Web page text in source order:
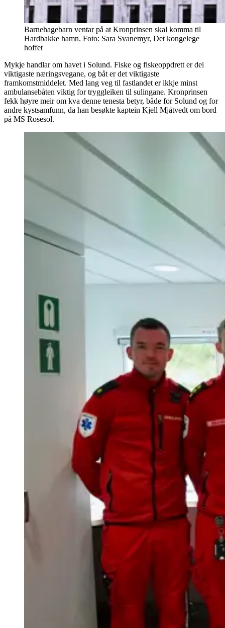
Barnehagebarn ventar på at Kronprinsen skal komma til
Hardbakke hamn. Foto: Sara Svanemyr, Det kongelege
hoffet
Mykje handlar om havet i Solund. Fiske og fiskeoppdrett er dei
viktigaste næringsvegane, og båt er det viktigaste
framkomstmiddelet. Med lang veg til fastlandet er ikkje minst
ambulansebåten viktig for tryggleiken til sulingane. Kronprinsen
fekk høyre meir om kva denne tenesta betyr, både for Solund og for
andre kystsamfunn, da han besøkte kaptein Kjell Mjåtvedt om bord
på MS Rosesol.